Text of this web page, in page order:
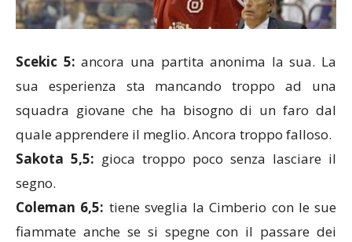
Scekic 5: ancora una partita anonima la sua. La
sua esperienza sta mancando troppo ad una
squadra giovane che ha bisogno di un faro dal
quale apprendere il meglio. Ancora troppo falloso.
Sakota 5,5: gioca troppo poco senza lasciare il
segno.
Coleman 6,5: tiene sveglia la Cimberio con le sue
fiammate anche se si spegne con il passare dei